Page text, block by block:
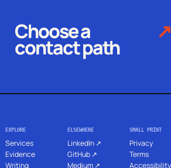
Choose a
contact path
↗
EXPLORE
Services
Evidence
Writing
ELSEWHERE
LinkedIn ↗
GitHub ↗
Medium ↗
SMALL PRINT
Privacy
Terms
Accessibility